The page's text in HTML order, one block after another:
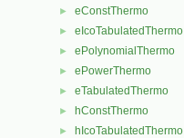
► eConstThermo
► eIcoTabulatedThermo
► ePolynomialThermo
► ePowerThermo
► eTabulatedThermo
► hConstThermo
► hIcoTabulatedThermo